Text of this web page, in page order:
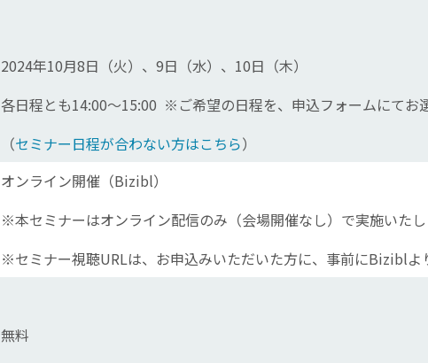
2024年10月8日（火）、9日（水）、10日（木）
各日程とも14:00～15:00 ※ご希望の日程を、申込フォームにてお
（セミナー日程が合わない方はこちら）
オンライン開催（Bizibl）
※本セミナーはオンライン配信のみ（会場開催なし）で実施いたし
※セミナー視聴URLは、お申込みいただいた方に、事前にBiziblよ
無料